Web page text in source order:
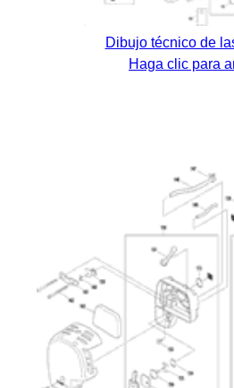
Dibujo técnico de
Haga clic para